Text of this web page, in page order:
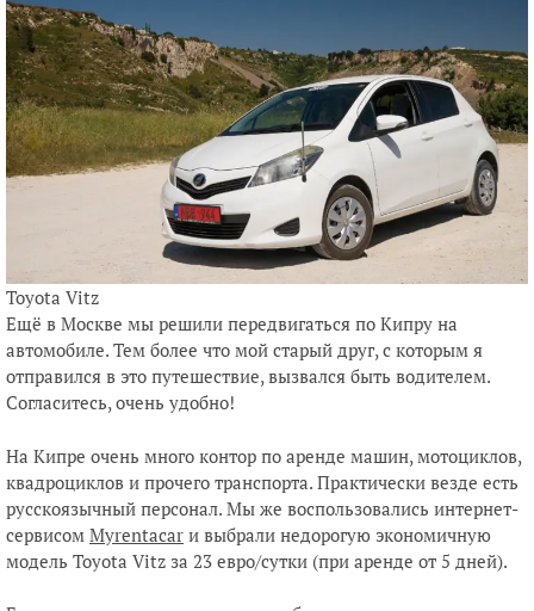
Toyota Vitz
Ещё в Москве мы решили передвигаться по Кипру на
автомобиле. Тем более что мой старый друг, с которым я
отправился в это путешествие, вызвался быть водителем.
Согласитесь, очень удобно!
На Кипре очень много контор по аренде машин, мотоциклов,
квадроциклов и прочего транспорта. Практически везде есть
русскоязычный персонал. Мы же воспользовались интернет-
сервисом Myrentacar и выбрали недорогую экономичную
модель Toyota Vitz за 23 евро/сутки (при аренде от 5 дней).